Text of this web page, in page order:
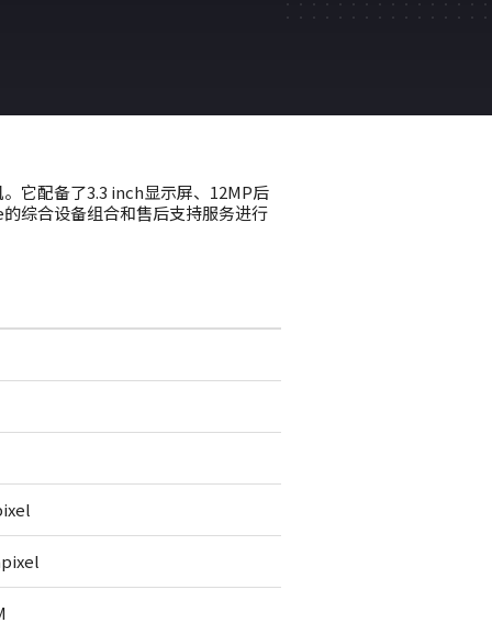
它配备了3.3 inch显示屏、12MP后
综合设备组合和售后支持服务进行